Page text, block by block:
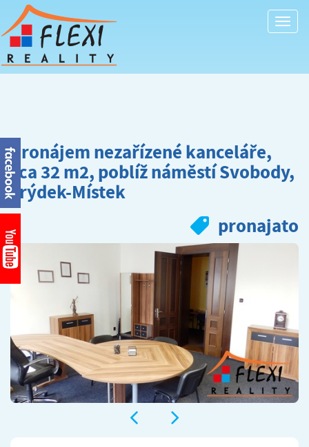
Pronájem nezařízené kanceláře,
cca 32 m2, poblíž náměstí Svobody,
Frýdek-Místek
pronajato